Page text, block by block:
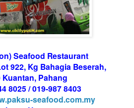
Seafood Restaurant
922, Kg Bahagia Beserah,
Kuantan, Pahang
8025 / 019-987 8403
seafood.com.my